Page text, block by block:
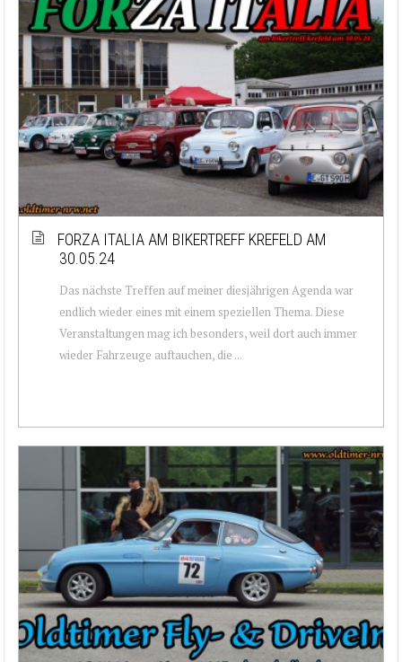
FORZA ITALIA AM BIKERTREFF KREFELD AM
30.05.24
Das nächste Treffen auf meiner diesjährigen Agenda war
endlich wieder eines mit einem speziellen Thema. Diese
Veranstaltungen mag ich besonders, weil dort auch immer
wieder Fahrzeuge auftauchen, die ...